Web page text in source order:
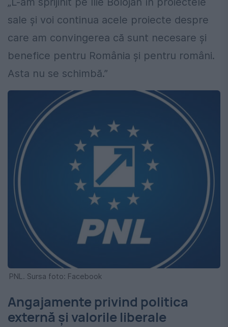
sale și voi continua acele proiecte despre
care am convingerea că sunt necesare și
benefice pentru România și pentru români.
Asta nu se schimbă.”
PNL. Sursa foto: Facebook
Angajamente privind politica
externă și valorile liberale